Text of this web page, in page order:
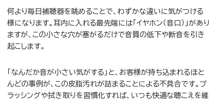
何より毎日補聴器を眺めることで、わずかな違いに気がつける
様になります。耳内に入れる最先端には「イヤホン（音口）」があり
ますが、この小さな穴が塞がるだけで音質の低下や断音を引き
起こします。
「なんだか音が小さい気がする」と、お客様が持ち込まれるほと
んどの事例が、この皮脂汚れが詰まることによる不具合です。ブ
ラッシングや拭き取りを習慣化すれば、いつも快適な聴こえを維